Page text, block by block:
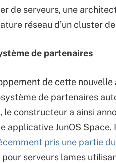
de serveurs, une
réseau d’un cluster
de partenaires
de cette
de partenaires
le constructeur a ainsi
applicative JunOS Space.
pris une partie
serveurs lames